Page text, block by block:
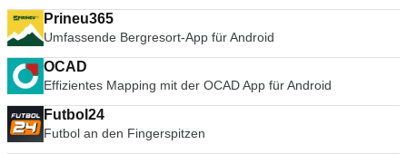
Prineu365
Umfassende Bergresort-App für Android
OCAD
Effizientes Mapping mit der OCAD App für Android
Futbol24
Futbol an den Fingerspitzen